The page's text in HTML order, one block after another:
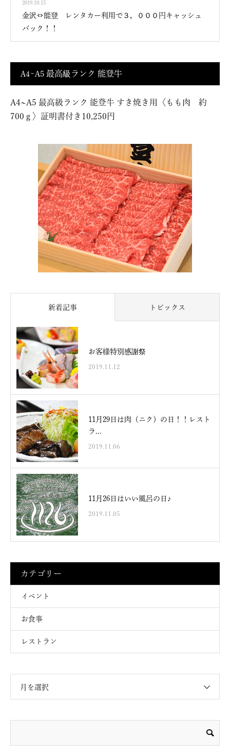
2019.10.15
金沢⇔能登 レンタカー利用で３，０００円キャッシュ
バック！！
A4~A5 最高級ランク 能登牛
A4~A5 最高級ランク 能登牛 すき焼き用〈もも肉 約
700ｇ〉証明書付き10,250円
新着記事 トピックス
お客様特別感謝祭
2019.11.12
11月29日は肉（ニク）の日！！レスト
ラ...
2019.11.06
11月26日はいい風呂の日♪
2019.11.05
カテゴリー
イベント
お食事
レストラン
月を選択